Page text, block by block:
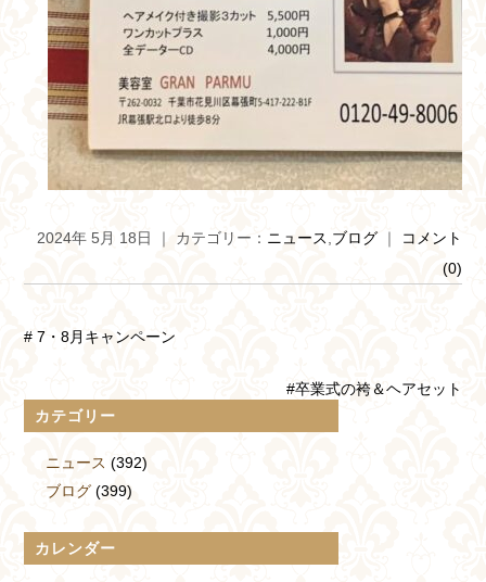
2024年 5月 18日 ｜ カテゴリー： ニュース ブログ｜
コメント
(0)
# 7・8月キャンペーン
#卒業式の袴＆ヘアセット
カテゴリー
ニュース (392)
ブログ(399)
カレンダー